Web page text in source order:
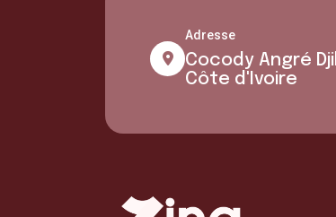
Adresse
Cocody Angré
Côte d'Ivoire